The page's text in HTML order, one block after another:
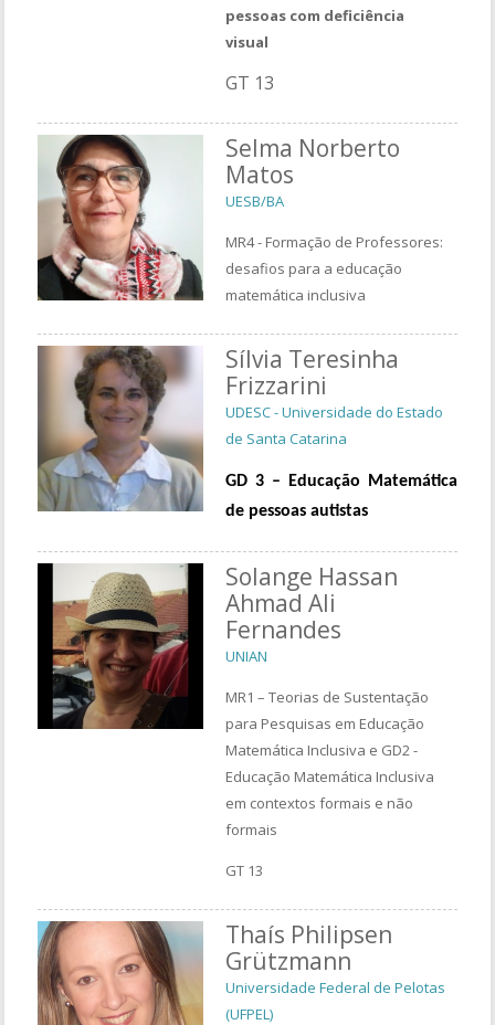
pessoas com deficiência
visual
GT 13
Selma Norberto
Matos
UESB/BA
MR4 - Formação de Professores:
desafios para a educação
matemática inclusiva
Sílvia Teresinha
Frizzarini
UDESC - Universidade do Estado
de Santa Catarina
GD 3 – Educação Matemática
de pessoas autistas
Solange Hassan
Ahmad Ali
Fernandes
UNIAN
MR1 – Teorias de Sustentação
para Pesquisas em Educação
Matemática Inclusiva e GD2 -
Educação Matemática Inclusiva
em contextos formais e não
formais
GT 13
Thaís Philipsen
Grützmann
Universidade Federal de Pelotas
(UFPEL)